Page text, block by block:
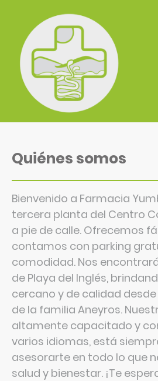
Quiénes somos
Bienvenido a Farmacia
tercera planta del Centro
a pie de calle. Ofrecemos
contamos con parking
comodidad. Nos
de Playa del Inglés,
cercano y de calidad desde
de la familia Aneyros.
altamente capacitado y
varios idiomas, está
asesorarte en todo lo que
salud y bienestar. ¡Te